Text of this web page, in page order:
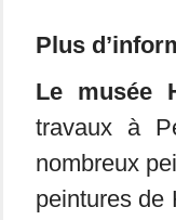
Plus
Le musée
travaux à
nombreux
peintures de